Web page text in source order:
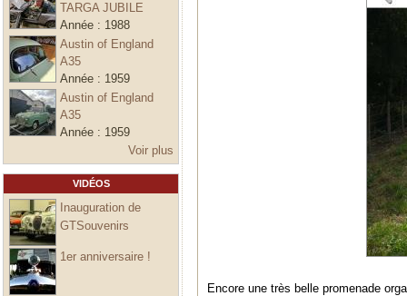
TARGA JUBILE
Année : 1988
Austin of England
A35
Année : 1959
Austin of England
A35
Année : 1959
Voir plus
VIDÉOS
Inauguration de
GTSouvenirs
1er anniversaire !
Encore une très belle promenade